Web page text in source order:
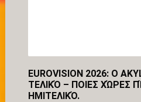
EUROVISION 2026: Ο
ΤΕΛΙΚΌ – ΠΟΙΕΣ ΧΏΡΕΣ
ΗΜΙΤΕΛΙΚΌ.